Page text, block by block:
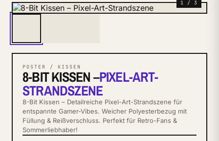
1 / 3
POSTER / KISSEN
8-BIT KISSEN –PIXEL-ART-
STRANDSZENE
8-Bit Kissen – Detailreiche Pixel-Art-Strandszene für
entspannte Gamer-Vibes. Weicher Polyesterbezug mit
Füllung & Reißverschluss. Perfekt für Retro-Fans &
Sommerliebhaber!